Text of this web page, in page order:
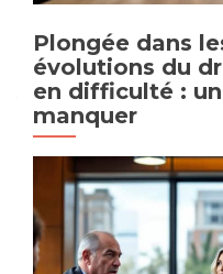
Plongée dans
évolutions du
en difficulté :
manquer